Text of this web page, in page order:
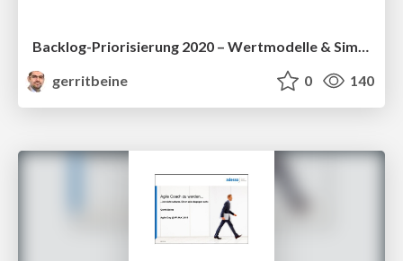
Backlog-Priorisierung 2020 – Wertmodelle & Simulationen von Intangibles zur Projektsteuerung
gerritbeine
0 140